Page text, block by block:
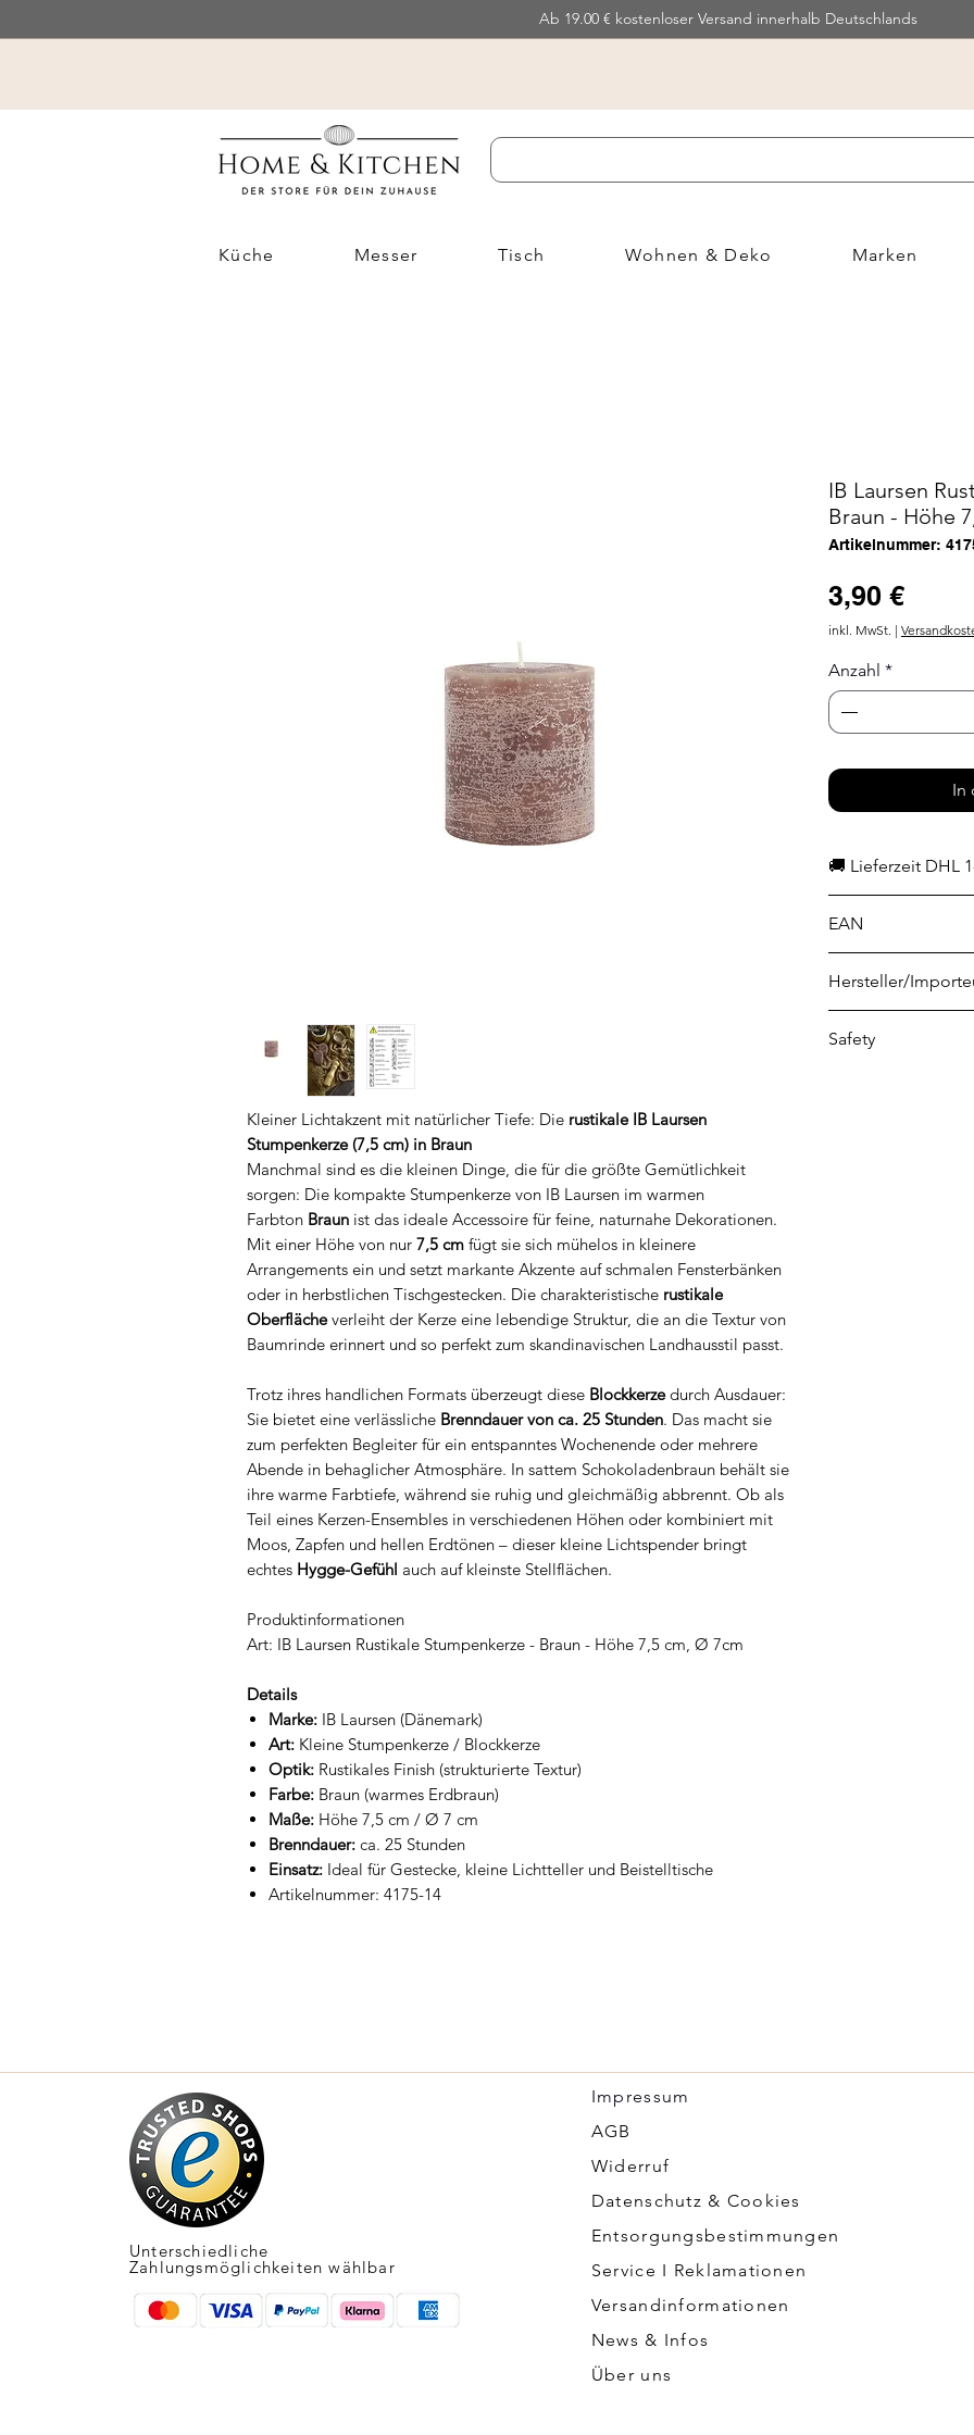
Ab 19.00 € kostenloser Versand innerhalb Deutschlands
Küche Messer Tisch Wohnen & Deko Marken
Kleiner Lichtakzent mit natürlicher Tiefe: Die rustikale IB Laursen
Stumpenkerze (7,5 cm) in Braun
Manchmal sind es die kleinen Dinge, die für die größte Gemütlichkeit
sorgen: Die kompakte Stumpenkerze von IB Laursen im warmen
Farbton Braun ist das ideale Accessoire für feine, naturnahe Dekorationen.
Mit einer Höhe von nur 7,5 cm fügt sie sich mühelos in kleinere
Arrangements ein und setzt markante Akzente auf schmalen Fensterbänken
oder in herbstlichen Tischgestecken. Die charakteristische rustikale
Oberflächeverleiht der Kerze eine lebendige Struktur, die an die Textur von
Baumrinde erinnert und so perfekt zum skandinavischen Landhausstil passt.
Trotz ihres handlichen Formats überzeugt diese Blockkerzedurch Ausdauer:
Sie bietet eine verlässliche Brenndauer von ca. 25 Stunden. Das macht sie
zum perfekten Begleiter für ein entspanntes Wochenende oder mehrere
Abende in behaglicher Atmosphäre. In sattem Schokoladenbraun behält sie
ihre warme Farbtiefe, während sie ruhig und gleichmäßig abbrennt. Ob als
Teil eines Kerzen-Ensembles in verschiedenen Höhen oder kombiniert mit
Moos, Zapfen und hellen Erdtönen – dieser kleine Lichtspender bringt
echtes Hygge-Gefühl auch auf kleinste Stellflächen.
Produktinformationen
Art: IB Laursen Rustikale Stumpenkerze - Braun - Höhe 7,5 cm, Ø 7cm
Details
Marke: IB Laursen (Dänemark)
Art: Kleine Stumpenkerze / Blockkerze
Optik: Rustikales Finish (strukturierte Textur)
Farbe: Braun (warmes Erdbraun)
Maße: Höhe 7,5 cm / Ø 7 cm
Brenndauer: ca. 25 Stunden
Einsatz: Ideal für Gestecke, kleine Lichtteller und Beistelltische
Artikelnummer: 4175-14
IB Laursen
Braun - Höhe
Artikelnummer:
3,90 €Preis
inkl. MwSt. |
Anzahl *
In
🚚 Lieferzeit DHL
EAN
Hersteller/
Øster Vedsted Vej
Safety
Unterschiedliche
Zahlungsmöglichkeiten wählbar
Impressum
​AGB
Widerruf
Datenschutz & Cookies
Entsorgungsbestimmungen
Service I Reklamationen
Versandinformationen
News & Infos
Über uns